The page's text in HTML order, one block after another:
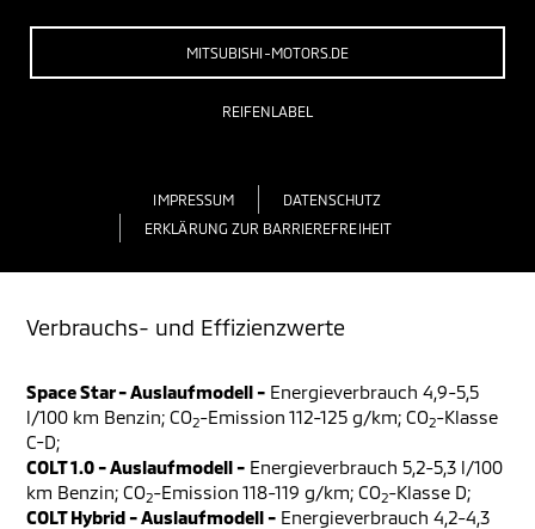
MITSUBISHI-MOTORS.DE
REIFENLABEL
IMPRESSUM
DATENSCHUTZ
ERKLÄRUNG ZUR BARRIEREFREIHEIT
Verbrauchs- und Effizienzwerte
Space Star - Auslaufmodell - Energieverbrauch 4,9-5,5
l/100 km Benzin; CO2-Emission 112-125 g/km; CO2-Klasse
C-D;
COLT 1.0 - Auslaufmodell - Energieverbrauch 5,2-5,3 l/100
km Benzin; CO2-Emission 118-119 g/km; CO2-Klasse D;
COLT Hybrid - Auslaufmodell - Energieverbrauch 4,2-4,3